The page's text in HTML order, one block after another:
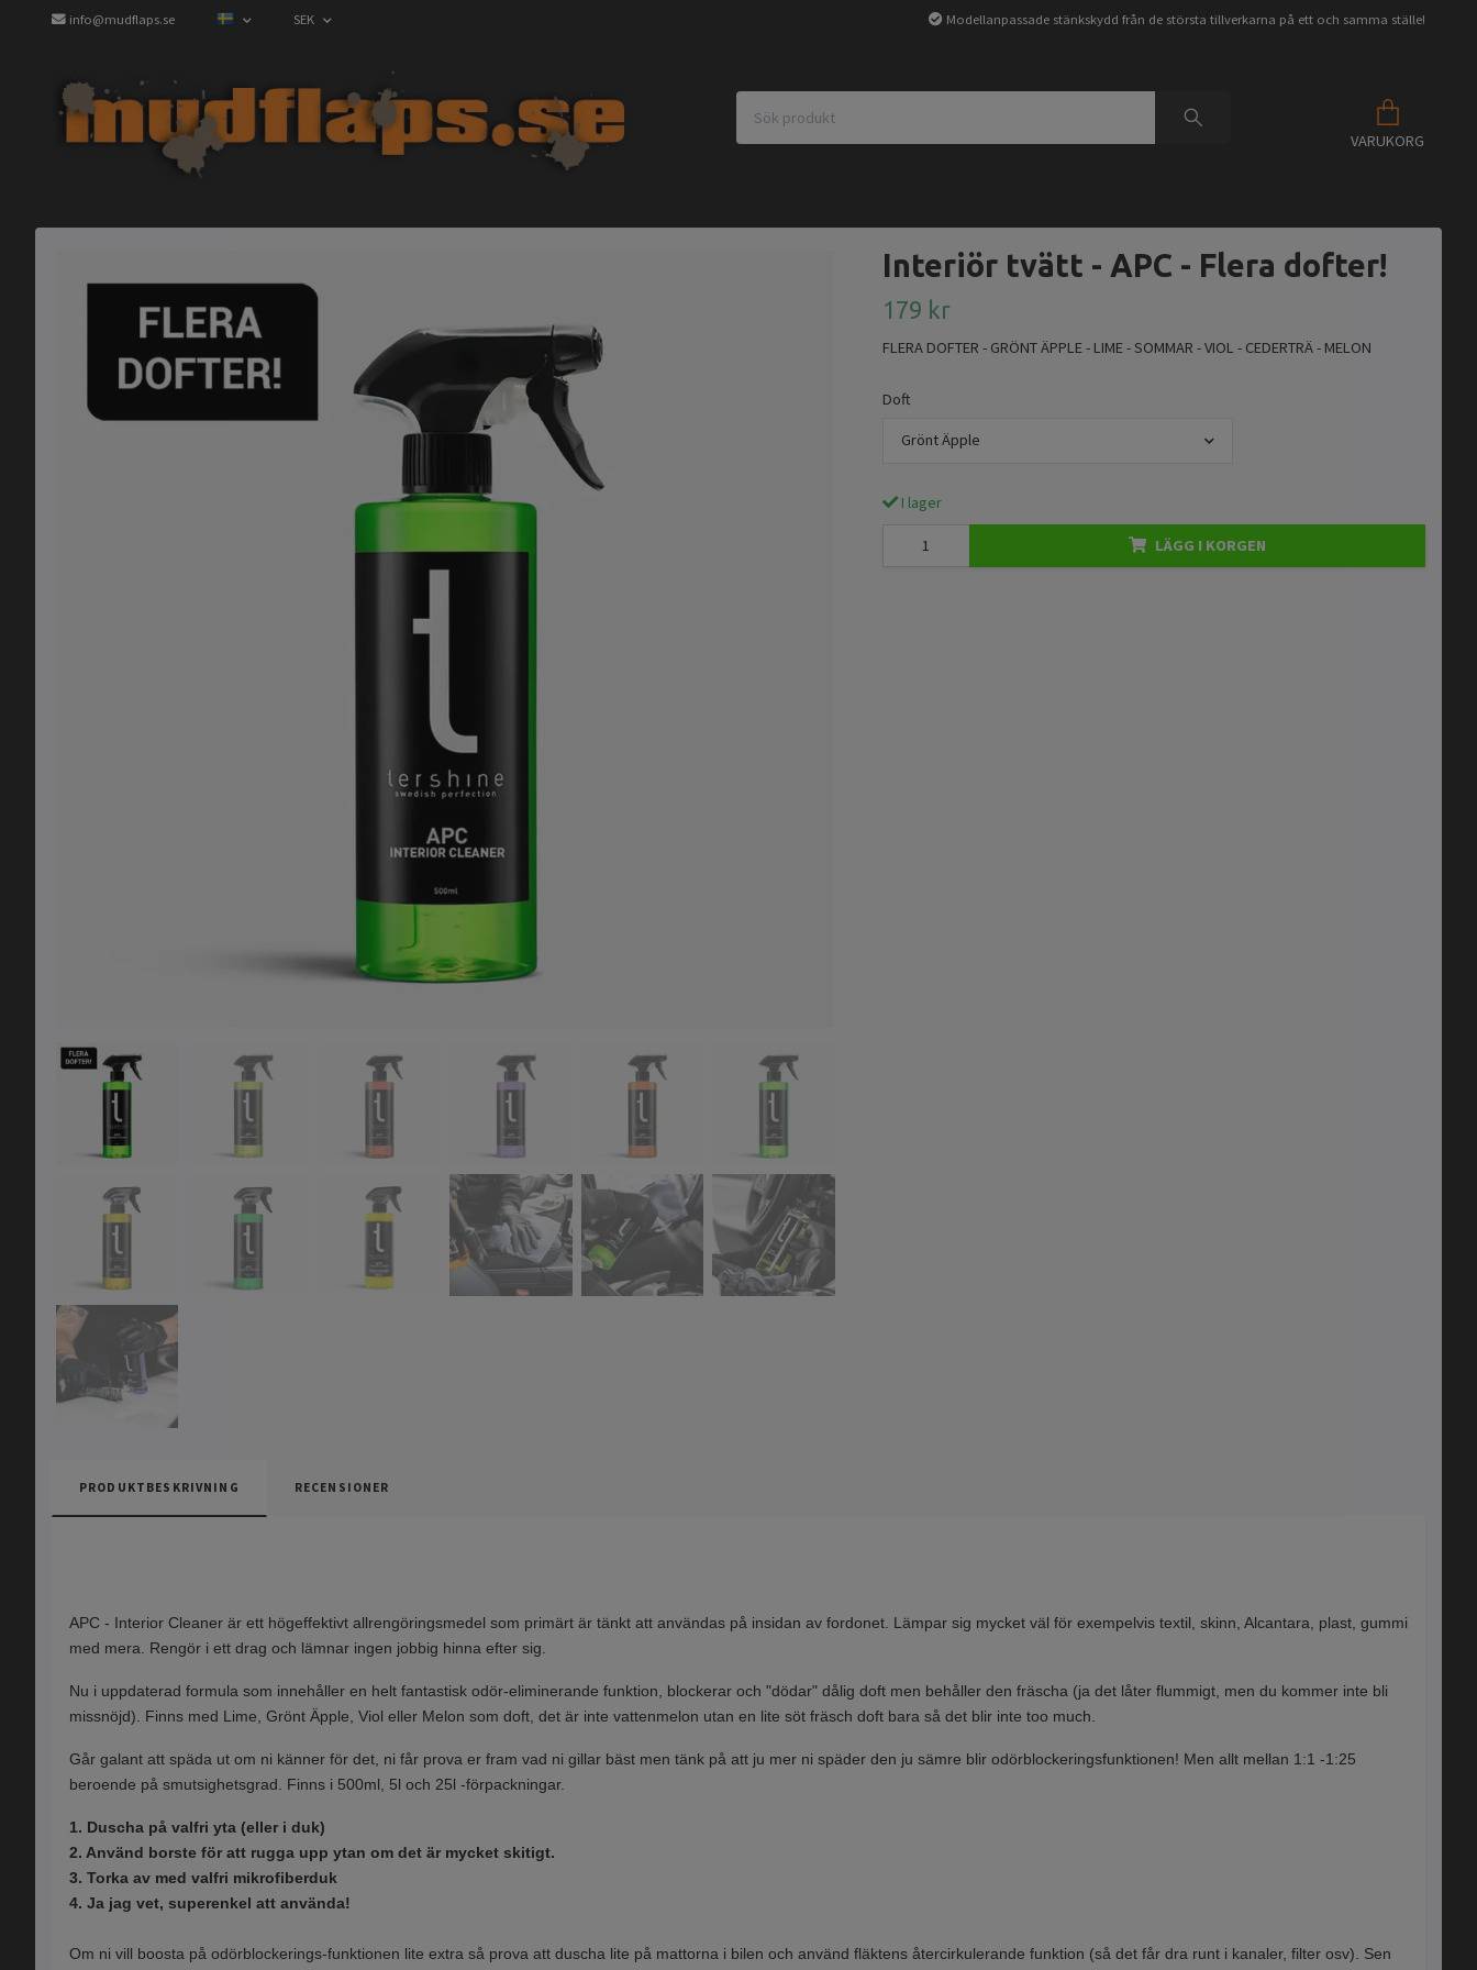
info@mudflaps.se SEK Modellanpassade stänkskydd från de största tillverkarna på ett och samma ställe!
VARUKORG
Interiör tvätt - APC - Flera dofter!
179 kr
FLERA DOFTER - GRÖNT ÄPPLE - LIME - SOMMAR - VIOL - CEDERTRÄ - MELON
Doft
Grönt Äpple
I lager
LÄGG I KORGEN
PRODUKTBESKRIVNING RECENSIONER
APC - Interior Cleaner är ett högeffektivt allrengöringsmedel som primärt är tänkt att användas på insidan av fordonet. Lämpar sig mycket väl för exempelvis textil, skinn, Alcantara, plast, gummi
med mera. Rengör i ett drag och lämnar ingen jobbig hinna efter sig.
Nu i uppdaterad formula som innehåller en helt fantastisk odör-eliminerande funktion, blockerar och "dödar" dålig doft men behåller den fräscha (ja det låter flummigt, men du kommer inte bli
missnöjd). Finns med Lime, Grönt Äpple, Viol eller Melon som doft, det är inte vattenmelon utan en lite söt fräsch doft bara så det blir inte too much.
Går galant att späda ut om ni känner för det, ni får prova er fram vad ni gillar bäst men tänk på att ju mer ni späder den ju sämre blir odörblockeringsfunktionen! Men allt mellan 1:1 -1:25
beroende på smutsighetsgrad. Finns i 500ml, 5l och 25l -förpackningar.
1. Duscha på valfri yta (eller i duk)
2. Använd borste för att rugga upp ytan om det är mycket skitigt.
3. Torka av med valfri mikrofiberduk
4. Ja jag vet, superenkel att använda!
Om ni vill boosta på odörblockerings-funktionen lite extra så prova att duscha lite på mattorna i bilen och använd fläktens återcirkulerande funktion (så det får dra runt i kanaler, filter osv). Sen